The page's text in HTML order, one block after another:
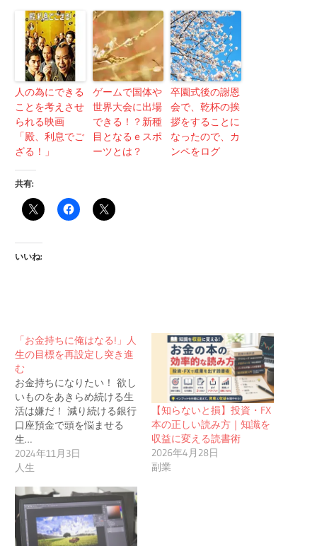
人の為にできる
ことを考えさせ
られる映画
「殿、利息でご
ざる！」
ゲームで国体や
世界大会に出場
できる！？新種
目となるｅスポ
ーツとは？
卒園式後の謝恩
会で、乾杯の挨
拶をすることに
なったので、カ
ンペをログ
共有:
いいね:
「お金持ちに俺はなる!」人
生の目標を再設定し突き進
む
お金持ちになりたい！ 欲し
いものをあきらめ続ける生
活は嫌だ！ 減り続ける銀行
口座預金で頭を悩ませる
生…
2024年11月3日
人生
【知らないと損】投資・FX
本の正しい読み方｜知識を
収益に変える読書術
2026年4月28日
副業